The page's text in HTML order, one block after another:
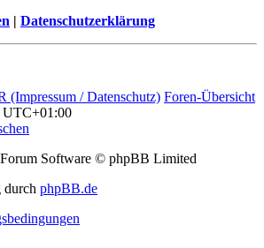
| Datenschutzerklärung
(Impressum / Datenschutz) Foren-Übersicht
UTC+01:00
Software © phpBB Limited
durch phpBB.de